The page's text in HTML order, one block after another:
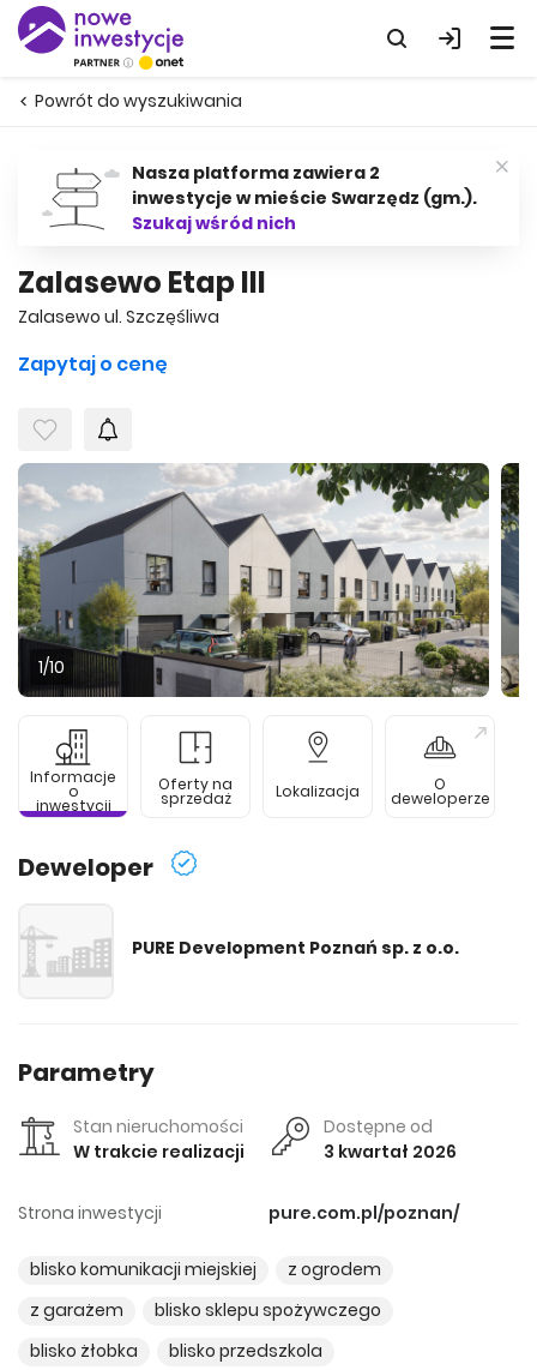
Powrót do wyszukiwania
Nasza platforma zawiera 2
inwestycje w mieście Swarzędz (gm.).
Szukaj wśród nich
Zalasewo Etap III
Zalasewo ul. Szczęśliwa
Zapytaj o cenę
1/10
Informacje
o
inwestycji
Oferty na
sprzedaż Lokalizacja O
deweloperze
Deweloper
PURE Development Poznań sp. z o.o.
Parametry
Stan nieruchomości
W trakcie realizacji
Dostępne od
3 kwartał 2026
Strona inwestycji pure.com.pl/poznan/
blisko komunikacji miejskiej
z ogrodem
z garażem
blisko sklepu spożywczego
blisko żłobka
blisko przedszkola